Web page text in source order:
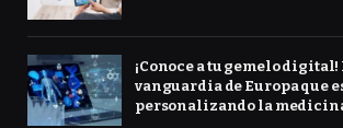
¡Conoce a tu gemelo digital!
vanguardia de Europa que
personalizando la